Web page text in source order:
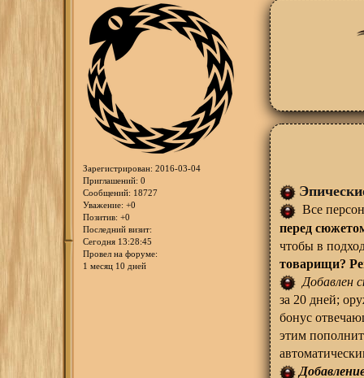
Зарегистрирован: 2016-03-04
Приглашений: 0
Сообщений: 18727
Уважение: +0
Позитив: +0
Последний визит:
Сегодня 13:28:45
Провел на форуме:
1 месяц 10 дней
Все
перед
чтобы в
товарищи?
Добавлен
за 20 дней;
бонус
этим